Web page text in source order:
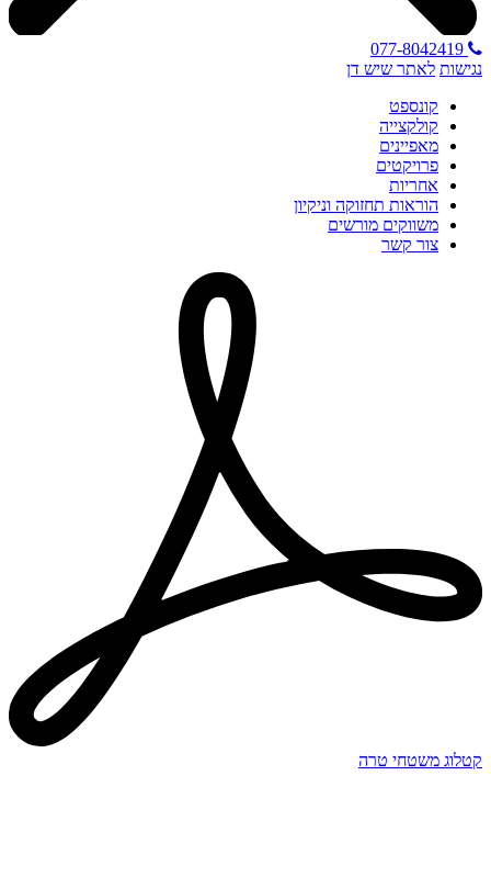
077-8042419
נגישות לאתר שיש דן
קונספט
קולקצייה
מאפיינים
פרויקטים
אחריות
הוראות תחזוקה וניקיון
משווקים מורשים
צור קשר
קטלוג משטחי טרה